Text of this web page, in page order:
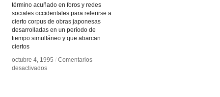
término acuñado en foros y redes
sociales occidentales para referirse a
cierto corpus de obras japonesas
desarrolladas en un período de
tiempo simultáneo y que abarcan
ciertos
octubre 4, 1995 / Comentarios
desactivadosen
octubre 4, 1995 / Comentarios
desactivadosen